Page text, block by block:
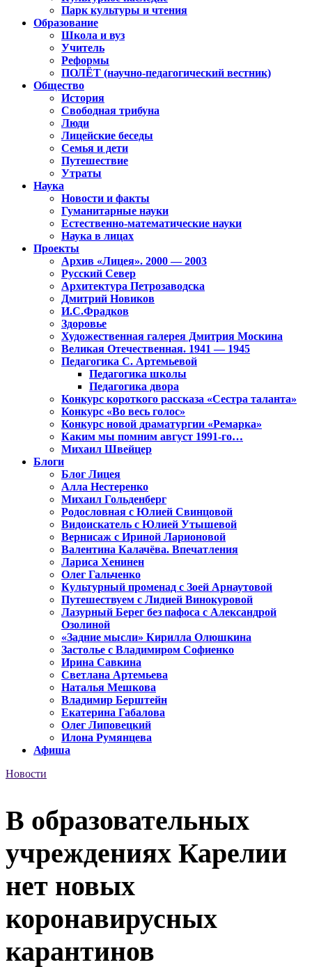
Парк культуры и чтения
Образование
Школа и вуз
Учитель
Реформы
ПОЛЁТ (научно-педагогический вестник)
Общество
История
Свободная трибуна
Люди
Лицейские беседы
Семья и дети
Путешествие
Утраты
Наука
Новости и факты
Гуманитарные науки
Естественно-математические науки
Наука в лицах
Проекты
Архив «Лицея». 2000 — 2003
Русский Север
Архитектура Петрозаводска
Дмитрий Новиков
И.С.Фрадков
Здоровье
Художественная галерея Дмитрия Москина
Великая Отечественная. 1941 — 1945
Педагогика С. Артемьевой
Педагогика школы
Педагогика двора
Конкурс короткого рассказа «Сестра таланта»
Конкурс «Во весь голос»
Конкурс новой драматургии «Ремарка»
Каким мы помним август 1991-го…
Михаил Швейцер
Блоги
Блог Лицея
Алла Нестеренко
Михаил Гольденберг
Родословная с Юлией Свинцовой
Видоискатель с Юлией Утышевой
Вернисаж с Ириной Ларионовой
Валентина Калачёва. Впечатления
Лариса Хенинен
Олег Гальченко
Культурный променад с Зоей Арнаутовой
Путешествуем с Лидией Винокуровой
Лазурный Берег без пафоса с Александрой
Озолиной
«Задние мысли» Кирилла Олюшкина
Застолье с Владимиром Софиенко
Ирина Савкина
Светлана Артемьева
Наталья Мешкова
Владимир Берштейн
Екатерина Габалова
Олег Липовецкий
Илона Румянцева
Афиша
Новости
В образовательных
учреждениях Карелии
нет новых
коронавирусных
карантинов